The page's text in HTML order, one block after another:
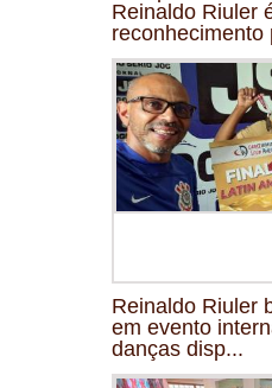
Reinaldo Riuler
reconhecimento
Reinaldo Riuler
em evento
danças disp...